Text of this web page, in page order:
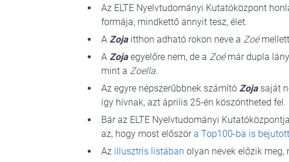
Az ELTE Nyelvtudományi Kutatóközpont
formája, mindkettő annyit tesz, élet.
A Zojaitthon adható rokon neve a Zoé
A Zojaegyelőre nem, de a Zoémár dupla
mint a Zoella.
Az egyre népszerűbbnek számító Zojasaját
így hívnak, azt április 25-én köszöntheted fel.
Bár az ELTE Nyelvtudományi
az, hogy most előszöra Top100-ba is bejutott
Az illusztris listában olyan nevek előzik meg,